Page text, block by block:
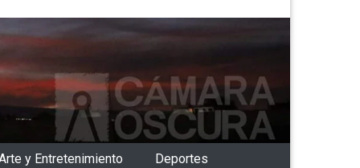
y Entretenimiento Deportes